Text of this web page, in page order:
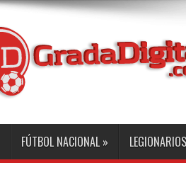
FÚTBOL NACIONAL » LEGIONARIOS